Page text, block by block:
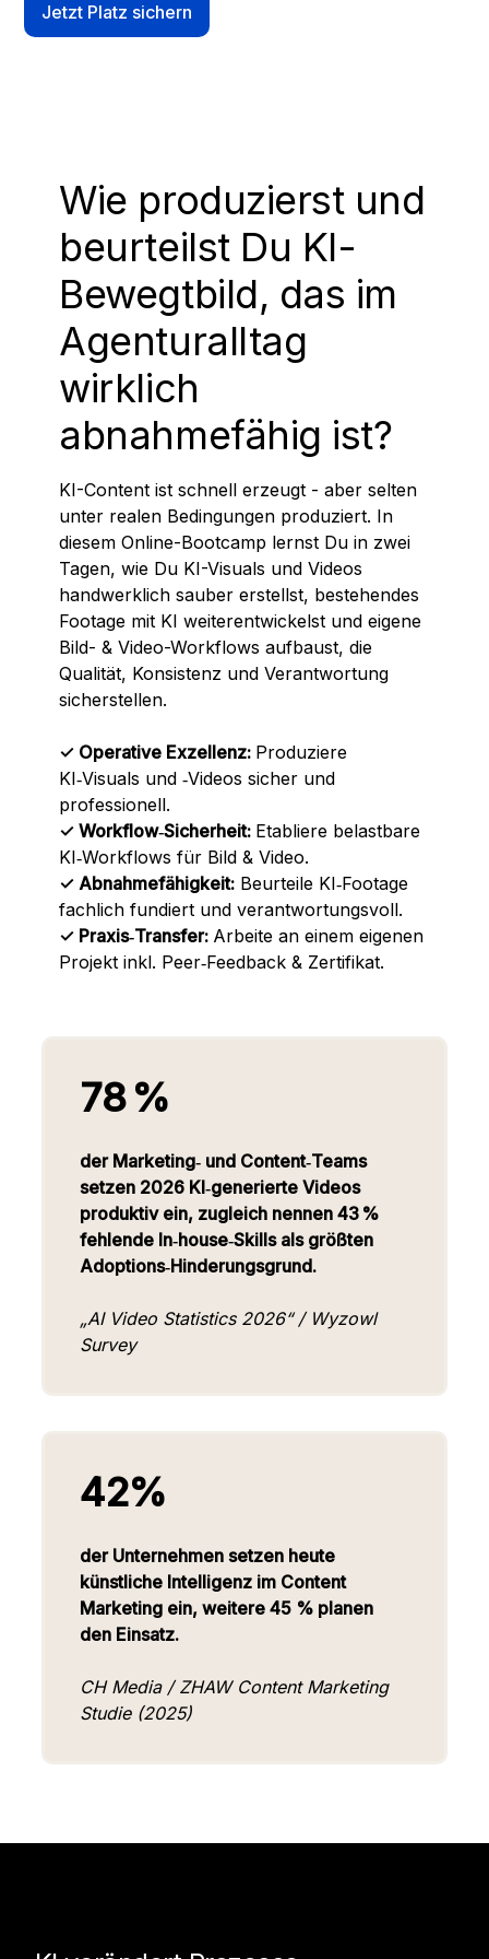
Jetzt Platz sichern
Wie produzierst und
beurteilst Du KI-
Bewegtbild, das im
Agenturalltag
wirklich
abnahmefähig ist?
KI-Content ist schnell erzeugt - aber selten
unter realen Bedingungen produziert. In
diesem Online-Bootcamp lernst Du in zwei
Tagen, wie Du KI-Visuals und Videos
handwerklich sauber erstellst, bestehendes
Footage mit KI weiterentwickelst und eigene
Bild- & Video-Workflows aufbaust, die
Qualität, Konsistenz und Verantwortung
sicherstellen.
✓ Operative Exzellenz: Produziere
KI‑Visuals und ‑Videos sicher und
professionell.
✓ Workflow‑Sicherheit: Etabliere belastbare
KI‑Workflows für Bild & Video.
✓ Abnahmefähigkeit: Beurteile KI‑Footage
fachlich fundiert und verantwortungsvoll.
✓ Praxis‑Transfer: Arbeite an einem eigenen
Projekt inkl. Peer‑Feedback & Zertifikat.
78 %
der Marketing‑ und Content‑Teams
setzen 2026 KI‑generierte Videos
produktiv ein, zugleich nennen 43 %
fehlende In‑house‑Skills als größten
Adoptions‑Hinderungsgrund.
„AI Video Statistics 2026“ / Wyzowl
Survey
42%
der Unternehmen setzen heute
künstliche Intelligenz im Content
Marketing ein, weitere 45 % planen
den Einsatz.
CH Media / ZHAW Content Marketing
Studie (2025)